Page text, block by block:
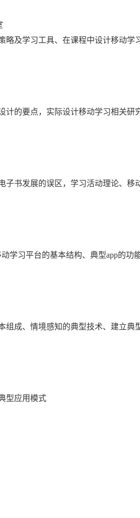
及学习工具、在课程中设计移动学
计的要点，实际设计移动学习相关研
子书发展的误区，学习活动理论、移
动学习平台的基本结构、典型app的功
组成、情境感知的典型技术、建立典
型应用模式